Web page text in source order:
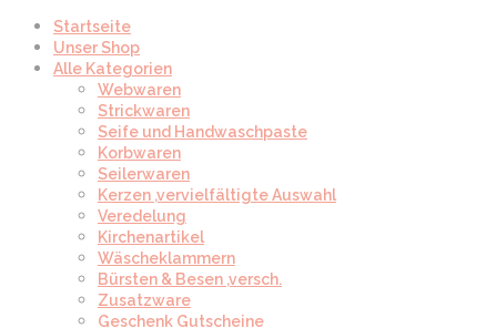
Startseite
Unser Shop
Alle Kategorien
Webwaren
Strickwaren
Seife und Handwaschpaste
Korbwaren
Seilerwaren
Kerzen ,vervielfältigte Auswahl
Veredelung
Kirchenartikel
Wäscheklammern
Bürsten & Besen ,versch.
Zusatzware
Geschenk Gutscheine